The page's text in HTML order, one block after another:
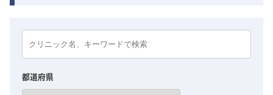
都道府県